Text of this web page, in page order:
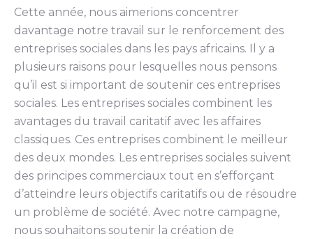
Cette année, nous aimerions concentrer
davantage notre travail sur le renforcement des
entreprises sociales dans les pays africains. Il y a
plusieurs raisons pour lesquelles nous pensons
qu’il est si important de soutenir ces entreprises
sociales. Les entreprises sociales combinent les
avantages du travail caritatif avec les affaires
classiques. Ces entreprises combinent le meilleur
des deux mondes. Les entreprises sociales suivent
des principes commerciaux tout en s’efforçant
d’atteindre leurs objectifs caritatifs ou de résoudre
un problème de société. Avec notre campagne,
nous souhaitons soutenir la création de